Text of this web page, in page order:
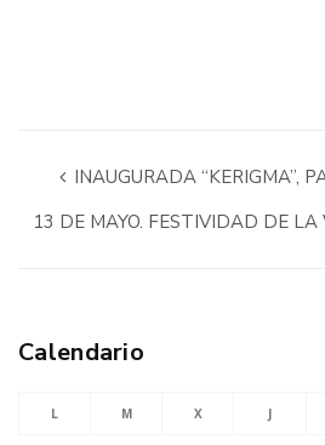
INAUGURADA “KERIGMA”,
13 DE MAYO. FESTIVIDAD DE LA
Calendario
L M X J